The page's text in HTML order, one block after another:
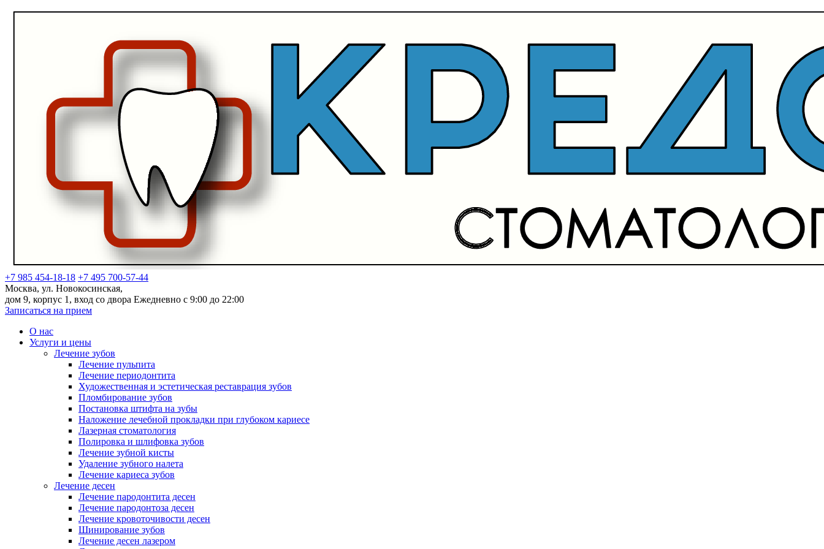
+7 985 454-18-18 +7 495 700-57-44
Москва, ул. Новокосинская,
дом 9, корпус 1, вход со двора Ежедневно с 9:00 до 22:00
Записаться на прием
О нас
Услуги и цены
Лечение зубов
Лечение пульпита
Лечение периодонтита
Художественная и эстетическая реставрация зубов
Пломбирование зубов
Постановка штифта на зубы
Наложение лечебной прокладки при глубоком кариесе
Лазерная стоматология
Полировка и шлифовка зубов
Лечение зубной кисты
Удаление зубного налета
Лечение кариеса зубов
Лечение десен
Лечение пародонтита десен
Лечение пародонтоза десен
Лечение кровоточивости десен
Шинирование зубов
Лечение десен лазером